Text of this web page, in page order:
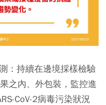
：持續在邊境採樣檢驗
之內、外包裝，監控進
CoV-2病毒污染狀況